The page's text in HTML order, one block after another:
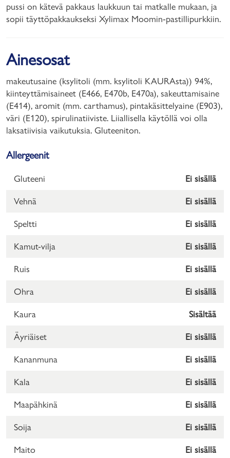
pussi on kätevä pakkaus laukkuun tai matkalle mukaan, ja
sopii täyttöpakkaukseksi Xylimax Moomin-pastillipurkkiin.
Ainesosat
makeutusaine (ksylitoli (mm. ksylitoli KAURAsta)) 94%,
kiinteyttämisaineet (E466, E470b, E470a), sakeuttamisaine
(E414), aromit (mm. carthamus), pintakäsittelyaine (E903),
väri (E120), spirulinatiiviste. Liiallisella käytöllä voi olla
laksatiivisia vaikutuksia. Gluteeniton.
Allergeenit
Gluteeni Ei sisällä
Vehnä Ei sisällä
Speltti Ei sisällä
Kamut-vilja Ei sisällä
Ruis Ei sisällä
Ohra Ei sisällä
Kaura Sisältää
Äyriäiset Ei sisällä
Kananmuna Ei sisällä
Kala Ei sisällä
Maapähkinä Ei sisällä
Soija Ei sisällä
Maito Ei sisällä